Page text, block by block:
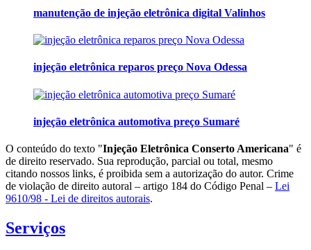
manutenção de injeção eletrônica digital Valinhos
injeção eletrônica reparos preço Nova Odessa
injeção eletrônica automotiva preço Sumaré
O conteúdo do texto "Injeção Eletrônica Conserto Americana" é
de direito reservado. Sua reprodução, parcial ou total, mesmo
citando nossos links, é proibida sem a autorização do autor. Crime
de violação de direito autoral – artigo 184 do Código Penal – Lei
9610/98 - Lei de direitos autorais.
Serviços